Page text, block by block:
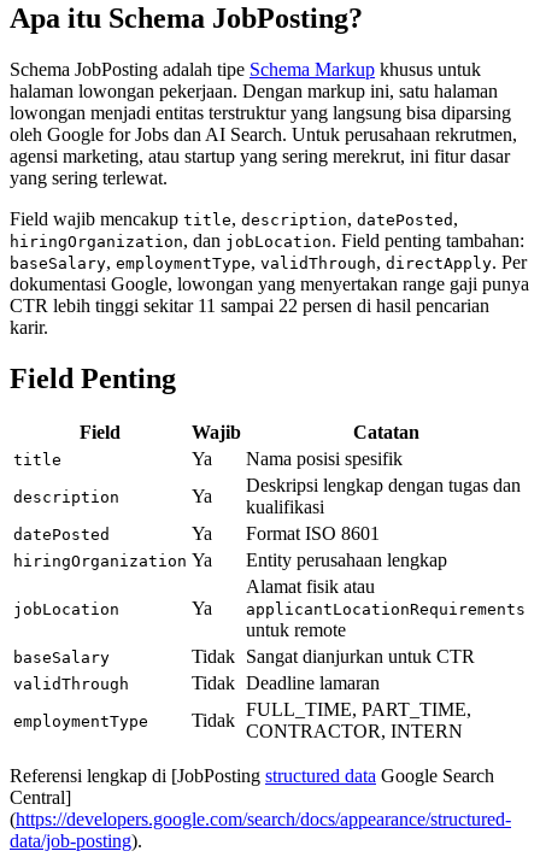
Apa itu Schema JobPosting?
Schema JobPosting adalah tipe Schema Markup khusus untuk
halaman lowongan pekerjaan. Dengan markup ini, satu halaman
lowongan menjadi entitas terstruktur yang langsung bisa diparsing
oleh Google for Jobs dan AI Search. Untuk perusahaan rekrutmen,
agensi marketing, atau startup yang sering merekrut, ini fitur dasar
yang sering terlewat.
Field wajib mencakup title, description, datePosted ,
hiringOrganization, dan jobLocation. Field penting tambahan:
baseSalary, employmentType, validThrough, directApply. Per
dokumentasi Google, lowongan yang menyertakan range gaji punya
CTR lebih tinggi sekitar 11 sampai 22 persen di hasil pencarian
karir.
Field Penting
Field Wajib Catatan
title Ya Nama posisi spesifik
description Ya
Deskripsi lengkap dengan tugas dan
kualifikasi
datePosted Ya Format ISO 8601
hiringOrganization Ya Entity perusahaan lengkap
jobLocation Ya
Alamat fisik atau
applicantLocationRequirements
untuk remote
baseSalary Tidak Sangat dianjurkan untuk CTR
validThrough Tidak Deadline lamaran
employmentType Tidak
FULL_TIME, PART_TIME,
CONTRACTOR, INTERN
Referensi lengkap di [JobPosting structured data Google Search
Central]
(https://developers.google.com/search/docs/appearance/structured-
data/job-posting).